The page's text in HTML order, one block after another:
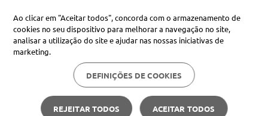
Ao clicar em "Aceitar todos", concorda com o armazenamento de
cookies no seu dispositivo para melhorar a navegação no site,
analisar a utilização do site e ajudar nas nossas iniciativas de
marketing.
DEFINIÇÕES DE COOKIES
REJEITAR TODOS ACEITAR TODOS